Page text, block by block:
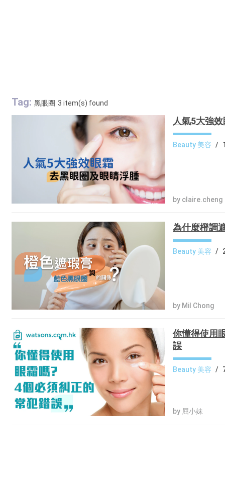
Tag: 黑眼圈 3 item(s) found
人氣5大強
Beauty 美容 /
by claire.cheng
為什麼橙調
Beauty 美容 /
by Mil Chong
你懂得使用
誤
Beauty 美容 /
by 屈小妹